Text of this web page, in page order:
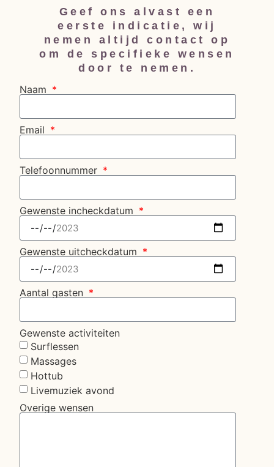
Geef ons alvast een
eerste indicatie, wij
nemen altijd contact op
om de specifieke wensen
door te nemen.
Naam
Email
Telefoonnummer
Gewenste incheckdatum
Gewenste uitcheckdatum
Aantal gasten
Gewenste activiteiten
Surflessen
Massages
Hottub
Livemuziek avond
Overige wensen